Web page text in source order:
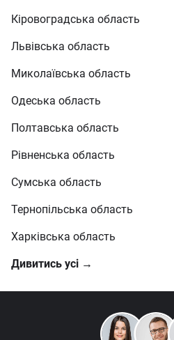
Кіровоградська область
Львівська область
Миколаївська область
Одеська область
Полтавська область
Рівненська область
Сумська область
Тернопільська область
Харківська область
Дивитись усі →